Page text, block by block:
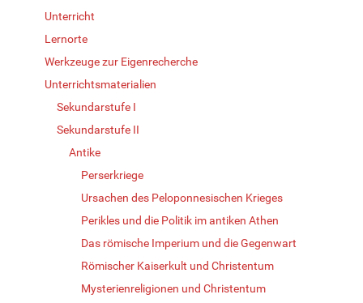
Unterricht
Lernorte
Werkzeuge zur Eigenrecherche
Unterrichtsmaterialien
Sekundarstufe I
Sekundarstufe II
Antike
Perserkriege
Ursachen des Peloponnesischen Krieges
Perikles und die Politik im antiken Athen
Das römische Imperium und die Gegenwart
Römischer Kaiserkult und Christentum
Mysterienreligionen und Christentum